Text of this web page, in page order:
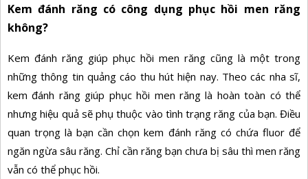
Kem đánh răng có công dụng phục hồi men răng
không?
Kem đánh răng giúp phục hồi men răng cũng là một trong
những thông tin quảng cáo thu hút hiện nay. Theo các nha sĩ,
kem đánh răng giúp phục hồi men răng là hoàn toàn có thể
nhưng hiệu quả sẽ phụ thuộc vào tình trạng răng của bạn. Điều
quan trọng là bạn cần chọn kem đánh răng có chứa fluor để
ngăn ngừa sâu răng. Chỉ cần răng bạn chưa bị sâu thì men răng
vẫn có thể phục hồi.